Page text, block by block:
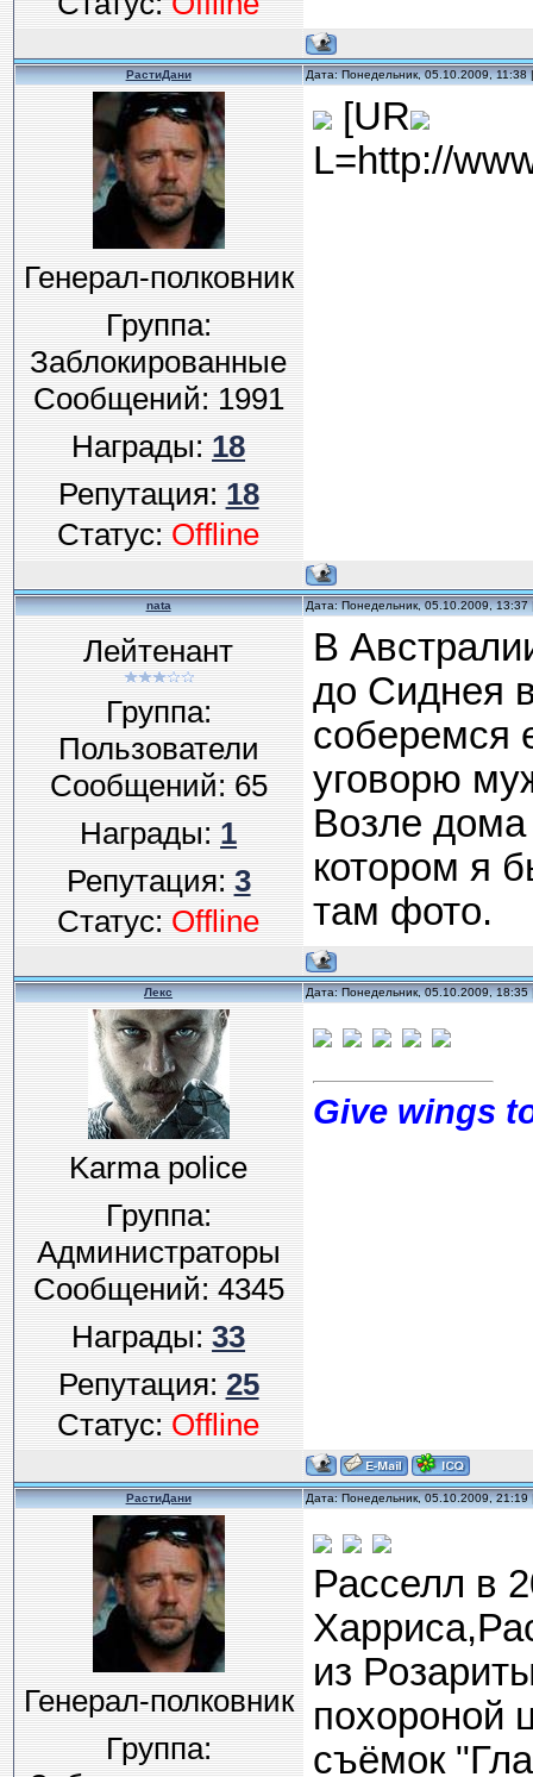
РастиДани Дата: Понедельник, 05.10.2009,
Генерал-полковник
Группа:
Заблокированные
Сообщений:1991
Награды:18
Репутация:18
Статус:Offline
[UR
L=http://
nata Дата: Понедельник, 05.10.2009,
Лейтенант
Группа:
Пользователи
Сообщений:65
Награды:1
Репутация:3
Статус:Offline
В
до Сиднея
соберемся
уговорю
Возле
котором я
там фото.
Лекс Дата: Понедельник, 05.10.2009,
Karma police
Группа:
Администраторы
Сообщений:4345
Награды:33
Репутация:25
Статус:Offline
Give wings
РастиДани Дата: Понедельник, 05.10.2009,
Генерал-полковник
Группа:
Расселл в
из
похороной
съёмок